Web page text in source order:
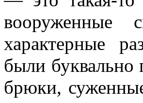
характерные
были
брюки,